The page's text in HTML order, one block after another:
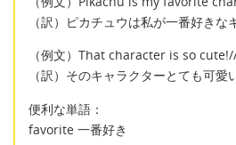
（訳）ピカチュウは私が一番好きな
（例文）That character is so
（訳）そのキャラクターとても可愛
便利な単語：
favorite 一番好き